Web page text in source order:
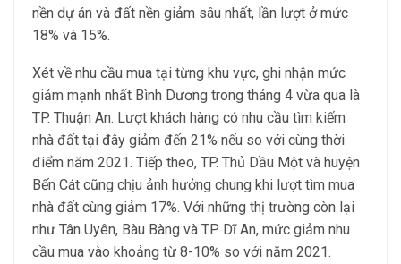
nền dự án và đất nền giảm sâu nhất, lần lượt ở mức
18% và 15%.
Xét về nhu cầu mua tại từng khu vực, ghi nhận mức
giảm mạnh nhất Bình Dương trong tháng 4 vừa qua là
TP. Thuận An. Lượt khách hàng có nhu cầu tìm kiếm
nhà đất tại đây giảm đến 21% nếu so với cùng thời
điểm năm 2021. Tiếp theo, TP. Thủ Dầu Một và huyện
Bến Cát cũng chịu ảnh hưởng chung khi lượt tìm mua
nhà đất cùng giảm 17%. Với những thị trường còn lại
như Tân Uyên, Bàu Bàng và TP. Dĩ An, mức giảm nhu
cầu mua vào khoảng từ 8-10% so với năm 2021.